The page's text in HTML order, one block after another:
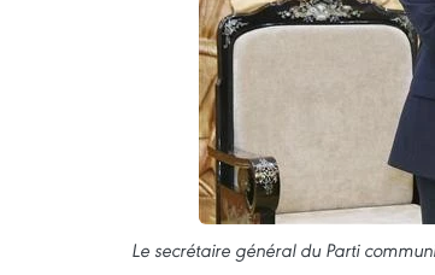
Le secrétaire général du Parti